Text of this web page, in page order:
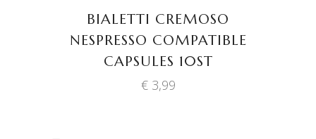
BIALETTI CREMOSO
NESPRESSO COMPATIBLE
CAPSULES 10ST
€3,99